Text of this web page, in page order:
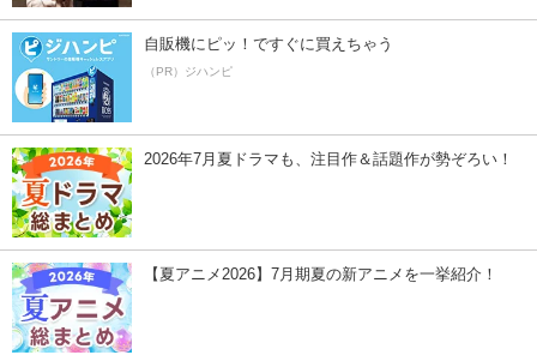
自販機にピッ！ですぐに買えちゃう
（PR）ジハンピ
2026年7月夏ドラマも、注目作＆話題作が勢ぞろい！
【夏アニメ2026】7月期夏の新アニメを一挙紹介！